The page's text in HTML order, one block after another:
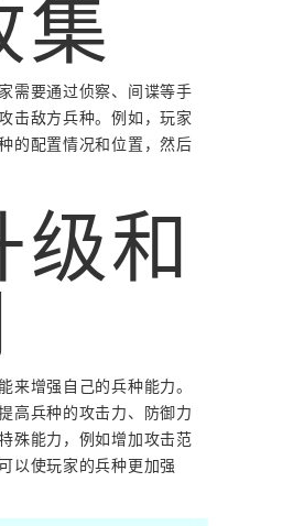
集
需要通过侦察、间谍等手
击敌方兵种。例如，玩家
的配置情况和位置，然后
和
增强自己的兵种能力。
高兵种的攻击力、防御力
殊能力，例如增加攻击范
以使玩家的兵种更加强